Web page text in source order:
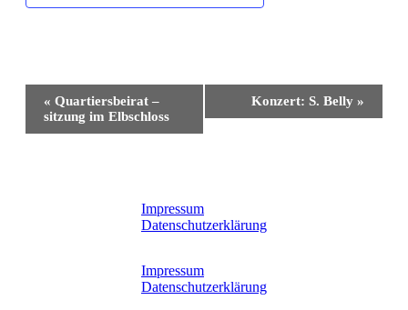
Veranstaltung-
Navigation
« Quartiersbeirat –
sitzung im Elbschloss
Konzert: S. Belly »
Impressum
Datenschutzerklärung
Impressum
Datenschutzerklärung